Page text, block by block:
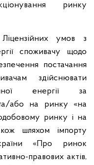
ринку
умов з
споживачу щодо
постачання
здійснювати
енергії за
або на ринку «на
ринку і на
шляхом імпорту
«Про ринок
правових актів,